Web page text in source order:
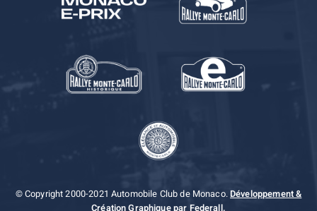
© Copyright 2000-2021 Automobile Club de Monaco.Développement &
Création Graphique par Federall.